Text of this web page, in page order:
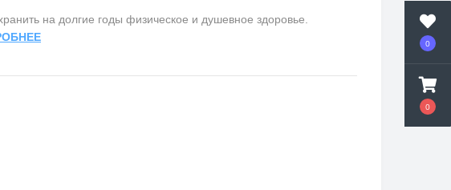
0
0
на долгие годы физическое и душевное здоровье.